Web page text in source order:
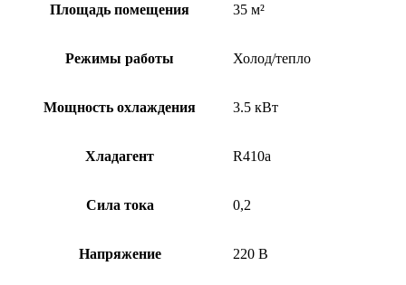
Площадь помещения 35 м²
Режимы работы Холод/тепло
Мощность охлаждения 3.5 кВт
Хладагент R410a
Сила тока 0,2
Напряжение 220 В